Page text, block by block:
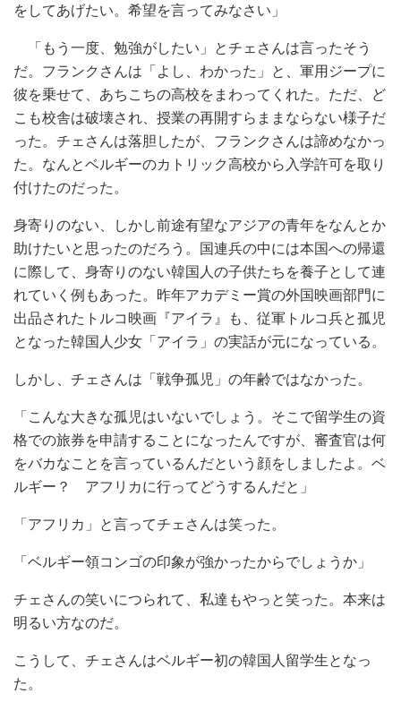
をしてあげたい。希望を言ってみなさい」
「もう一度、勉強がしたい」とチェさんは言ったそう
だ。フランクさんは「よし、わかった」と、軍用ジープに
彼を乗せて、あちこちの高校をまわってくれた。ただ、ど
こも校舎は破壊され、授業の再開すらままならない様子だ
った。チェさんは落胆したが、フランクさんは諦めなかっ
た。なんとベルギーのカトリック高校から入学許可を取り
付けたのだった。
身寄りのない、しかし前途有望なアジアの青年をなんとか
助けたいと思ったのだろう。国連兵の中には本国への帰還
に際して、身寄りのない韓国人の子供たちを養子として連
れていく例もあった。昨年アカデミー賞の外国映画部門に
出品されたトルコ映画『アイラ』も、従軍トルコ兵と孤児
となった韓国人少女「アイラ」の実話が元になっている。
しかし、チェさんは「戦争孤児」の年齢ではなかった。
「こんな大きな孤児はいないでしょう。そこで留学生の資
格での旅券を申請することになったんですが、審査官は何
をバカなことを言っているんだという顔をしましたよ。ベ
ルギー？ アフリカに行ってどうするんだと」
「アフリカ」と言ってチェさんは笑った。
「ベルギー領コンゴの印象が強かったからでしょうか」
チェさんの笑いにつられて、私達もやっと笑った。本来は
明るい方なのだ。
こうして、チェさんはベルギー初の韓国人留学生となっ
た。